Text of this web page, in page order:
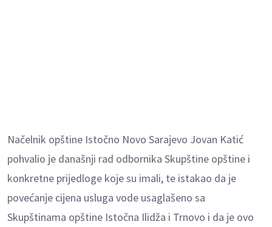
Načelnik opštine Istočno Novo Sarajevo Jovan Katić
pohvalio je današnji rad odbornika Skupštine opštine i
konkretne prijedloge koje su imali, te istakao da je
povećanje cijena usluga vode usaglašeno sa
Skupštinama opštine Istočna Ilidža i Trnovo i da je ovo